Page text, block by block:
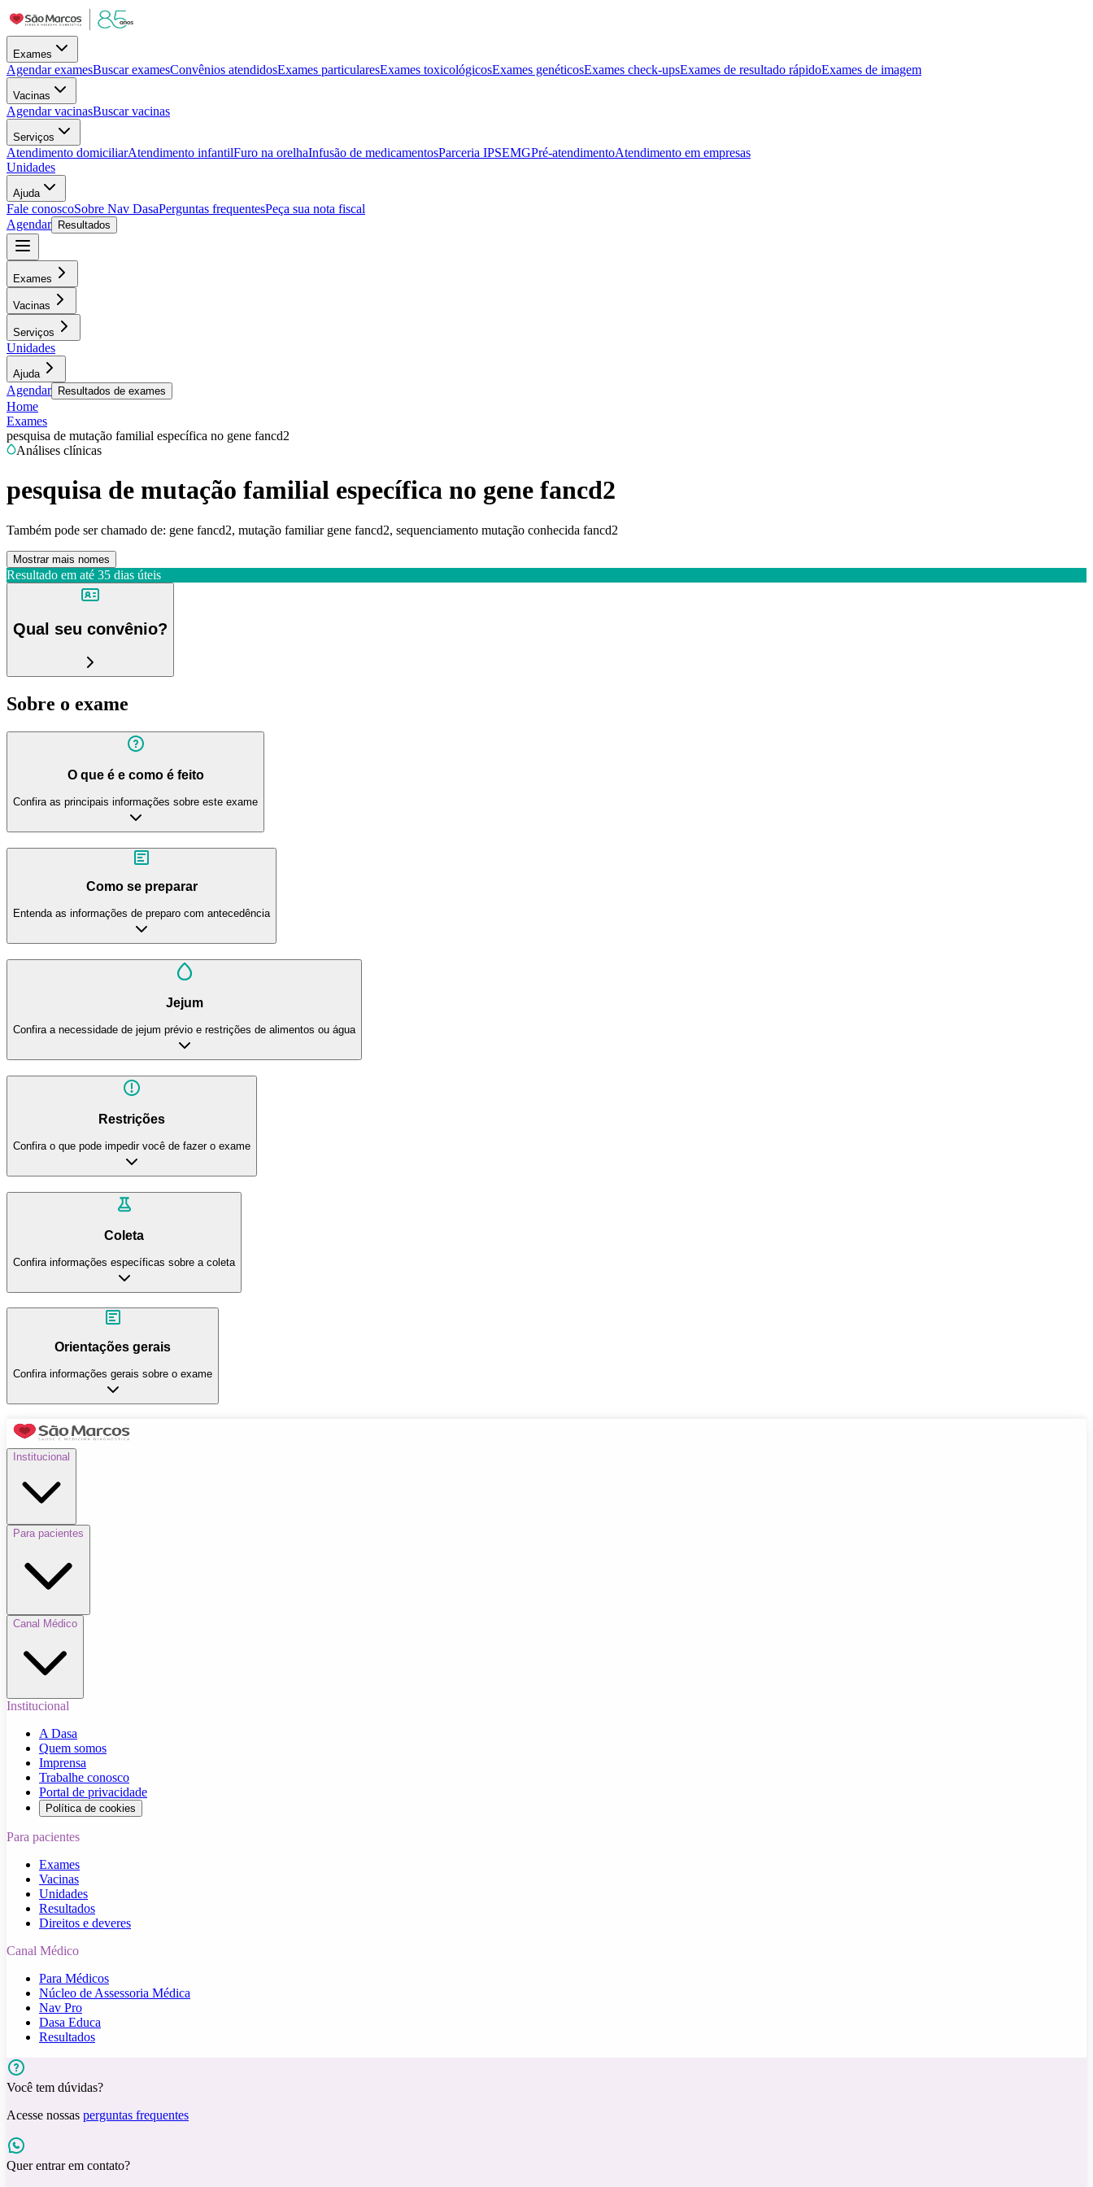
Exames
Agendar examesBuscar examesConvênios atendidosExames particularesExames toxicológicosExames genéticosExames check-upsExames de resultado rápidoExames de imagem
Vacinas
Agendar vacinasBuscar vacinas
Serviços
Atendimento domiciliarAtendimento infantilFuro na orelhaInfusão de medicamentosParceria IPSEMGPré-atendimentoAtendimento em empresas
Unidades
Ajuda
Fale conoscoSobre Nav DasaPerguntas frequentesPeça sua nota fiscal
Agendar
Resultados
Exames
Vacinas
Serviços
Unidades
Ajuda
Agendar Resultados de exames
Home
Exames
pesquisa de mutação familial específica no gene fancd2
Análises clínicas
pesquisa de mutação familial específica no gene fancd2
Também pode ser chamado de: gene fancd2, mutação familiar gene fancd2, sequenciamento mutação conhecida fancd2
Mostrar mais nomes
Resultado em até 35 dias úteis
Qual seu convênio?
Sobre o exame
O que é e como é feito
Confira as principais informações sobre este exame
Como se preparar
Entenda as informações de preparo com antecedência
Jejum
Confira a necessidade de jejum prévio e restrições de alimentos ou água
Restrições
Confira o que pode impedir você de fazer o exame
Coleta
Confira informações específicas sobre a coleta
Orientações gerais
Confira informações gerais sobre o exame
Institucional
Para pacientes
Canal Médico
Institucional
A Dasa
Quem somos
Imprensa
Trabalhe conosco
Portal de privacidade
Política de cookies
Para pacientes
Exames
Vacinas
Unidades
Resultados
Direitos e deveres
Canal Médico
Para Médicos
Núcleo de Assessoria Médica
Nav Pro
Dasa Educa
Resultados
Você tem dúvidas?
Acesse nossas perguntas frequentes
Quer entrar em contato?